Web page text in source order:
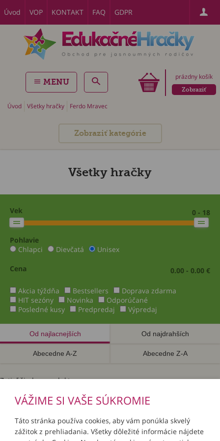
Úvod VOP KONTAKT FAQ GDPR
prázdny košík
Zobraziť
MENU
Úvod Všetky hračky Ferdo Mravec
Zobraziť kategórie
Všetky hračky
Vek 0 - 18
Pohlavie
Chlapci
Dievčatá Unisex
Cena 0.00 - 0.00 €
Akcia týždňa Bestsellers
Doprava zdarma
HIT sezóny
Novinka
Odporúčané
Posledné kusy
Predpredaj Výpredaj
Od najlacnejších Od najdrahších
Abecedne A-Z Abecedne Z-A
Zatiaľ žiadne produkty.
INFORMÁCIE
VÁŽIME SI VAŠE SÚKROMIE
Táto stránka používa cookies, aby vám ponúkla skvelý
zážitok z prehliadania. Všetky dôležité informácie nájdete